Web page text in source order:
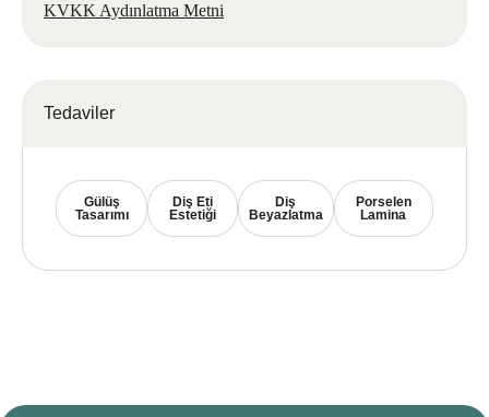
KVKK Aydınlatma Metni
Tedaviler
Gülüş
Tasarımı
Diş Eti
Estetiği
Diş
Beyazlatma
Porselen
Lamina